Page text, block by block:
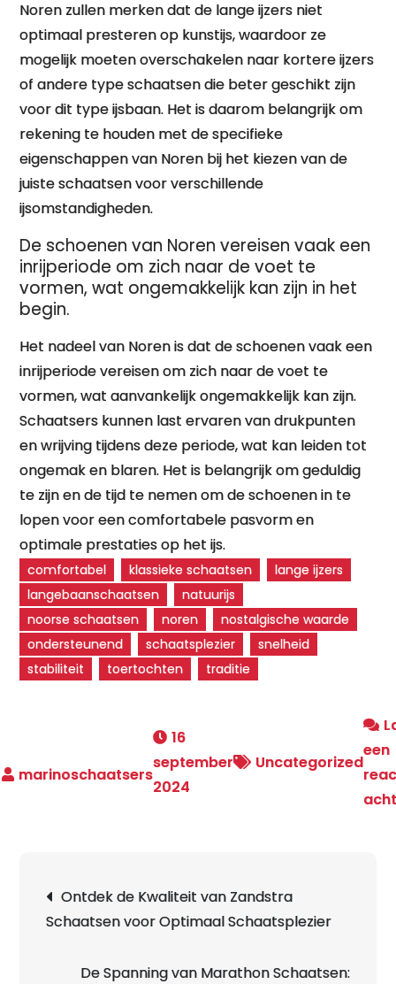
Noren zullen merken dat de lange ijzers niet
optimaal presteren op kunstijs, waardoor ze
mogelijk moeten overschakelen naar kortere ijzers
of andere type schaatsen die beter geschikt zijn
voor dit type ijsbaan. Het is daarom belangrijk om
rekening te houden met de specifieke
eigenschappen van Noren bij het kiezen van de
juiste schaatsen voor verschillende
ijsomstandigheden.
De schoenen van Noren vereisen vaak een
inrijperiode om zich naar de voet te
vormen, wat ongemakkelijk kan zijn in het
begin.
Het nadeel van Noren is dat de schoenen vaak een
inrijperiode vereisen om zich naar de voet te
vormen, wat aanvankelijk ongemakkelijk kan zijn.
Schaatsers kunnen last ervaren van drukpunten
en wrijving tijdens deze periode, wat kan leiden tot
ongemak en blaren. Het is belangrijk om geduldig
te zijn en de tijd te nemen om de schoenen in te
lopen voor een comfortabele pasvorm en
optimale prestaties op het ijs.
comfortabel klassieke schaatsen
lange ijzers
langebaanschaatsen
natuurijs
noorse schaatsen
noren
nostalgische waarde
ondersteunend
schaatsplezier
snelheid
stabiliteit
toertochten traditie
16
september
2024
Uncategorized
een
Ontdek de Kwaliteit van Zandstra
Schaatsen voor Optimaal Schaatsplezier
De Spanning van Marathon Schaatsen: